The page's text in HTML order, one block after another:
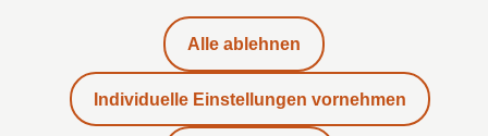
Datenschutz
Alle ablehnen
Individuelle Einstellungen vornehmen